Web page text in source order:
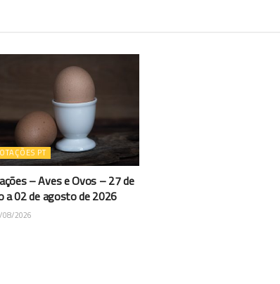
PT
– Aves e Ovos – 27 de
a 02 de agosto de 2026
2026